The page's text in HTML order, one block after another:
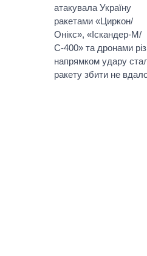
атакувала Україну
ракетами «Циркон/
Онікс», «Іскандер-М/
С-400» та дронами
напрямком удару
ракету збити не